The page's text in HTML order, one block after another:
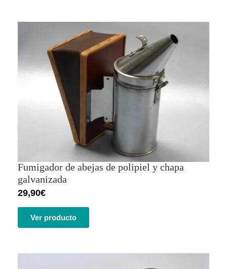
Fumigador de abejas de polipiel y chapa
galvanizada
29,90€
Ver producto